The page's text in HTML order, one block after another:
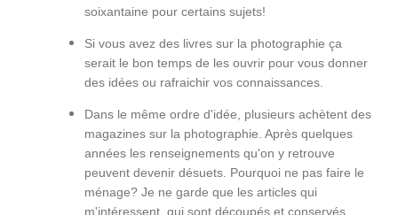
soixantaine pour certains sujets!
Si vous avez des livres sur la photographie ça
serait le bon temps de les ouvrir pour vous donner
des idées ou rafraichir vos connaissances.
Dans le même ordre d'idée, plusieurs achètent des
magazines sur la photographie. Après quelques
années les renseignements qu'on y retrouve
peuvent devenir désuets. Pourquoi ne pas faire le
ménage? Je ne garde que les articles qui
m'intéressent, qui sont découpés et conservés